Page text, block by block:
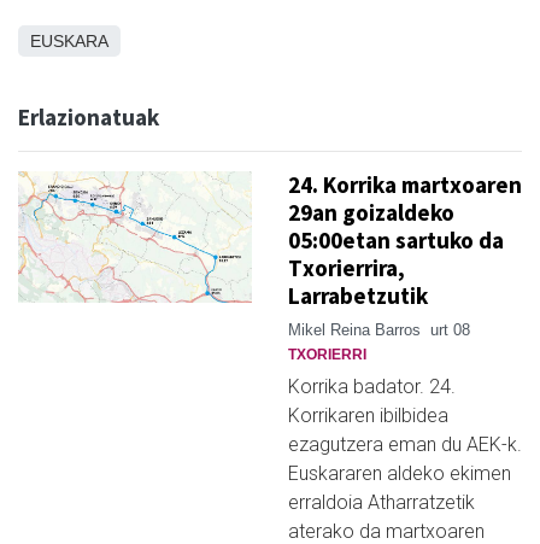
EUSKARA
Erlazionatuak
24. Korrika martxoaren
29an goizaldeko
05:00etan sartuko da
Txorierrira,
Larrabetzutik
Mikel Reina Barros urt 08
TXORIERRI
Korrika badator. 24.
Korrikaren ibilbidea
ezagutzera eman du AEK-k.
Euskararen aldeko ekimen
erraldoia Atharratzetik
aterako da martxoaren